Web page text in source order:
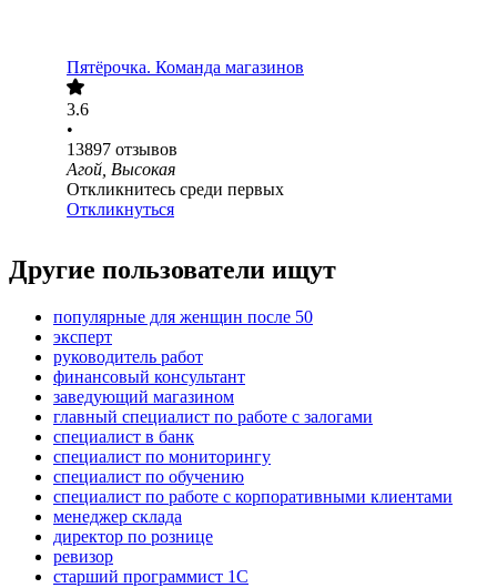
Пятёрочка. Команда магазинов
3.6
•
13897 отзывов
Агой, Высокая
Откликнитесь среди первых
Откликнуться
Другие пользователи ищут
популярные для женщин после 50
эксперт
руководитель работ
финансовый консультант
заведующий магазином
главный специалист по работе с залогами
специалист в банк
специалист по мониторингу
специалист по обучению
специалист по работе с корпоративными клиентами
менеджер склада
директор по рознице
ревизор
старший программист 1С